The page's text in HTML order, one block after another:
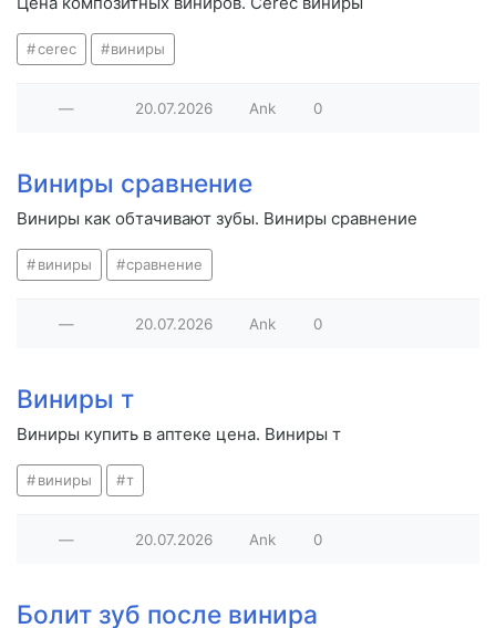
cerec виниры
— 20.07.2026 Ank 0
Виниры сравнение
Виниры как обтачивают зубы. Виниры сравнение
виниры сравнение
— 20.07.2026 Ank 0
Виниры т
Виниры купить в аптеке цена. Виниры т
виниры т
— 20.07.2026 Ank 0
Болит зуб после винира